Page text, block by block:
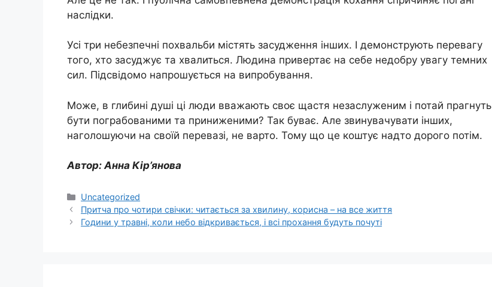
наслідки.
Усі три небезпечні похвальби містять засудження інших. І демонструють перевагу
того, хто засуджує та хвалиться. Людина привертає на себе недобру увагу темних
сил. Підсвідомо напрошується на випробування.
Може, в глибині душі ці люди вважають своє щастя незаслуженим і потай прагнуть
бути пограбованими та приниженими? Так буває. Але звинувачувати інших,
наголошуючи на своїй перевазі, не варто. Тому що це коштує надто дорого потім.
Автор: Анна Кір’янова
Категорії
Uncategorized
Притча про чотири свічки: читається за хвилину, корисна – на все життя
Години у травні, коли небо відкривається, і всі прохання будуть почуті